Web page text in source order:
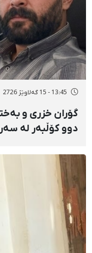
13:45 - 15 گەلاوێژ 2726
گۆران خزری و
دوو کۆڵبەر لە
تەقینەوەی مین